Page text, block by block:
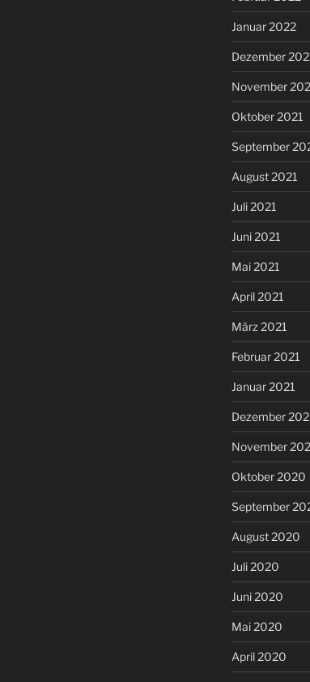
Januar 2022
Dezember
November
Oktober 2021
September
August 2021
Juli 2021
Juni 2021
Mai 2021
April 2021
März 2021
Februar 2021
Januar 2021
Dezember
November
Oktober 2020
September
August 2020
Juli 2020
Juni 2020
Mai 2020
April 2020